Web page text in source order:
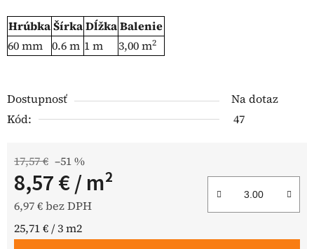
HrúbkaŠírka Dĺžka Balenie
60 mm 0.6 m 1 m 3,00 m2
Dostupnosť
Na dotaz
Kód:
47
17,57 € –51 %
8,57 €/ m²
6,97 € bez DPH
Jednotková cena:
25,71 € / 3 m2